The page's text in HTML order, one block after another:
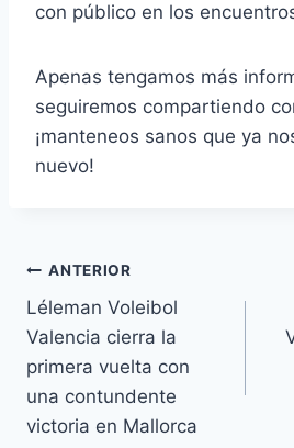
con público en los
Apenas tengamos más
seguiremos compartiendo
¡manteneos sanos que ya
nuevo!
ANTERIOR
Léleman Voleibol
Valencia cierra la
primera vuelta con
una contundente
victoria en Mallorca